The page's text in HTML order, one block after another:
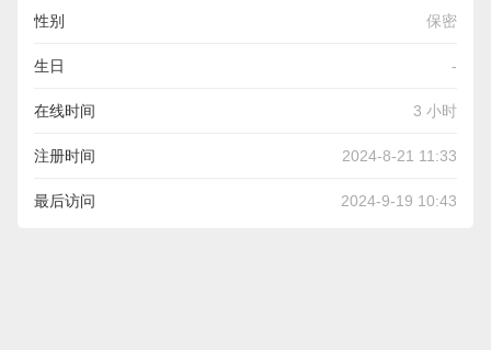
性别 保密
生日 -
在线时间 3 小时
注册时间 2024-8-21 11:33
最后访问 2024-9-19 10:43